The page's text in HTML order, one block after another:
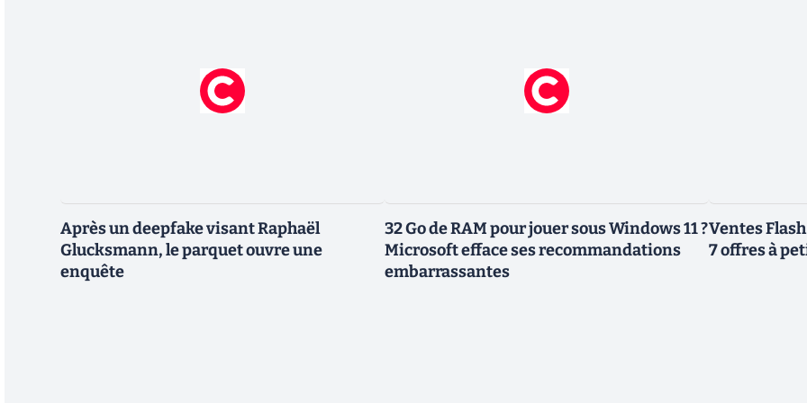
Après un deepfake visant Raphaël
Glucksmann, le parquet ouvre une
enquête
32 Go de RAM pour jouer sous Windows 11 ?
Microsoft efface ses recommandations
embarrassantes
Ventes
7 offres à